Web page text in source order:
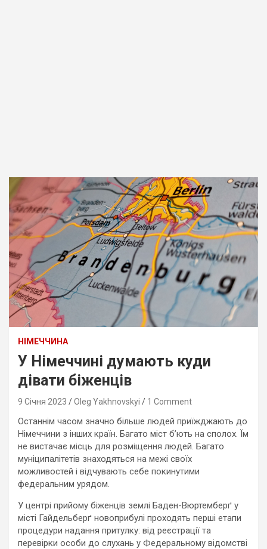
НІМЕЧЧИНА
У Німеччині думають куди
дівати біженців
9 Січня 2023 Oleg Yakhnovskyi 1 Comment
Останнім часом значно більше людей приїжджають до
Німеччини з інших країн. Багато міст б’ють на сполох. Їм
не вистачає місць для розміщення людей. Багато
муніципалітетів знаходяться на межі своїх
можливостей і відчувають себе покинутими
федеральним урядом.
У центрі прийому біженців землі Баден-Вюртемберґ у
місті Гайдельберґ новоприбулі проходять перші етапи
процедури надання притулку: від реєстрації та
перевірки особи до слухань у Федеральному відомстві